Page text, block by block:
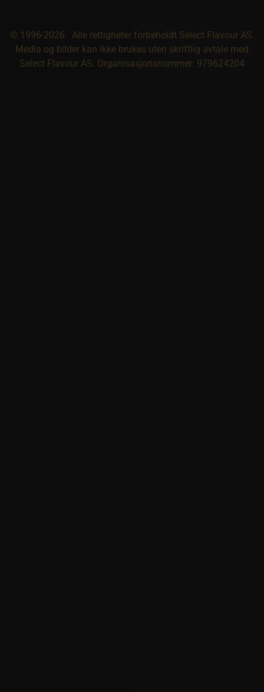
© 1996-2026. Alle rettigheter forbeholdt Select Flavour AS.
Media og bilder kan ikke brukes uten skriftlig avtale med
Select Flavour AS. Organisasjonsnummer: 979624204